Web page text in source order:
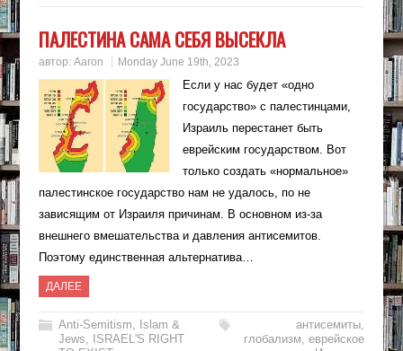
ПАЛЕСТИНА САМА СЕБЯ ВЫСЕКЛА
автор: Aaron Monday June 19th, 2023
Если у нас будет «одно
государство» с палестинцами,
Израиль перестанет быть
еврейским государством. Вот
только создать «нормальное»
палестинское государство нам не удалось, по не
зависящим от Израиля причинам. В основном из-за
внешнего вмешательства и давления антисемитов.
Поэтому единственная альтернатива…
ДАЛЕЕ
Anti-Semitism, Islam &
Jews,
ISRAEL'S RIGHT
антисемиты,
глобализм,еврейское